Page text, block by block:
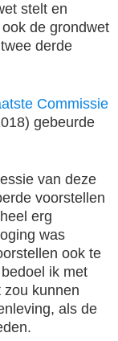
stelt en
de grondwet
derde
Commissie
gebeurde
van deze
voorstellen
erg
was
ook te
ik met
kunnen
als de